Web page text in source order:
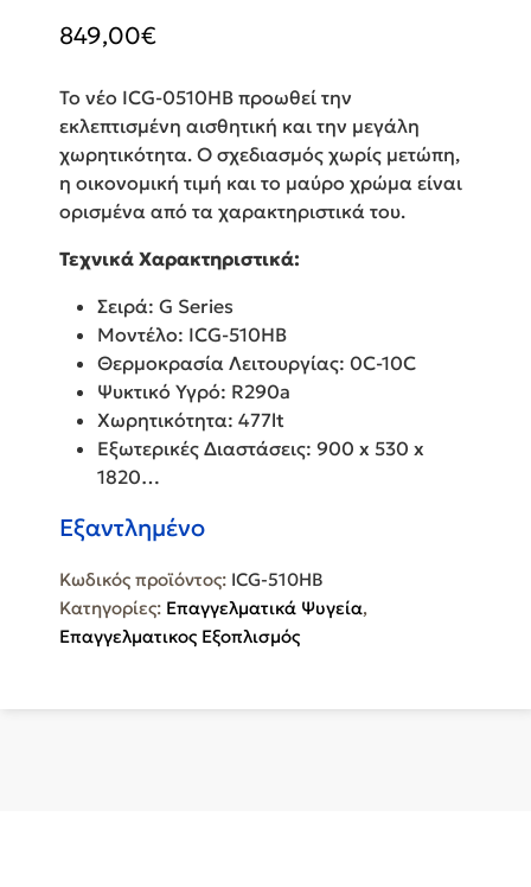
849,00€
Το νέο ICG-0510HB προωθεί την
εκλεπτισμένη αισθητική και την μεγάλη
χωρητικότητα. Ο σχεδιασμός χωρίς μετώπη,
η οικονομική τιμή και το μαύρο χρώμα είναι
ορισμένα από τα χαρακτηριστικά του.
Τεχνικά Χαρακτηριστικά:
Σειρά: G Series
Μοντέλο: ICG-510HB
Θερμοκρασία Λειτουργίας: 0C-10C
Ψυκτικό Υγρό: R290a
Χωρητικότητα: 477lt
Εξωτερικές Διαστάσεις: 900 x 530 x
1820…
Εξαντλημένο
Κωδικός προϊόντος: ICG-510HB
Κατηγορίες: Επαγγελματικά Ψυγεία,
Επαγγελματικος Εξοπλισμός